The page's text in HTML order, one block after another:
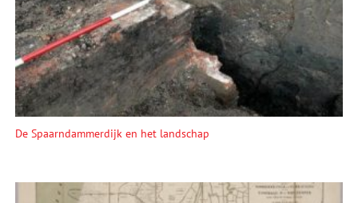
De Spaarndammerdijk en het landschap